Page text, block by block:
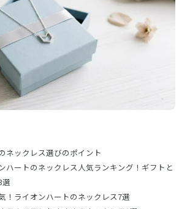
ネックレス選びのポイント
ハートのネックレス人気ランキング！ギフトと
選
！ライオンハートのネックレス7選